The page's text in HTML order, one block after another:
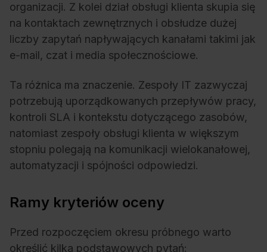
organizacji. Z kolei dział obsługi klienta skupia się
na kontaktach zewnętrznych i obsłudze dużej
liczby zapytań napływających kanałami takimi jak
e-mail, czat i media społecznościowe.
Ta różnica ma znaczenie. Zespoły IT zazwyczaj
potrzebują uporządkowanych przepływów pracy,
kontroli SLA i kontekstu dotyczącego zasobów,
natomiast zespoły obsługi klienta w większym
stopniu polegają na komunikacji wielokanałowej,
automatyzacji i spójności odpowiedzi.
Ramy kryteriów oceny
Przed rozpoczęciem okresu próbnego warto
określić kilka podstawowych pytań: